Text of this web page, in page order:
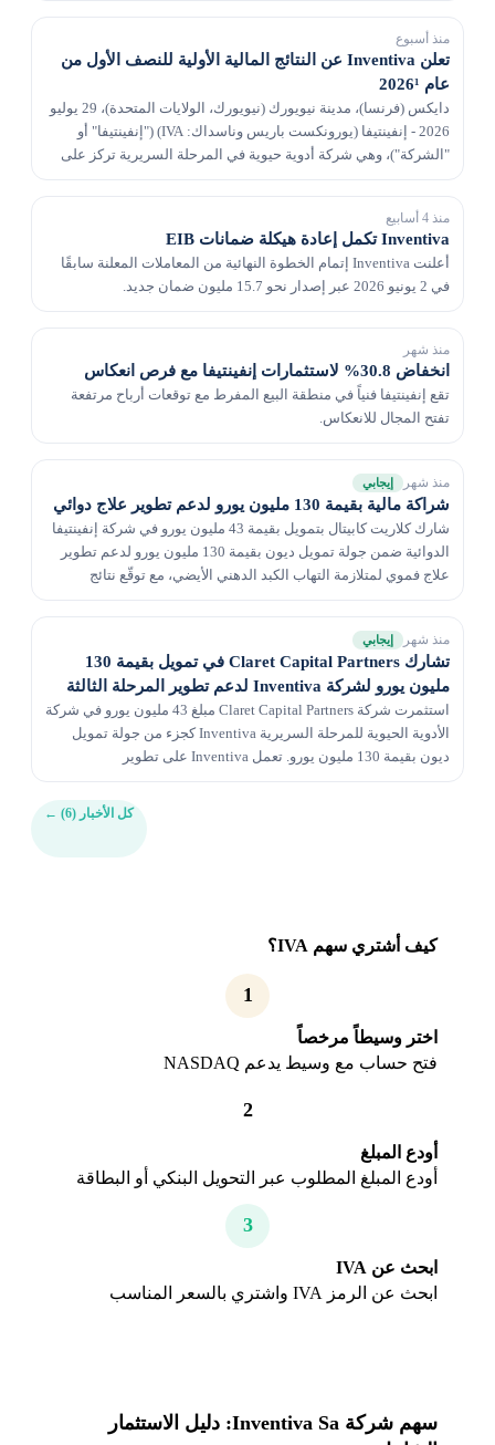
منذ أسبوع
تعلن Inventiva عن النتائج المالية الأولية للنصف الأول من
عام 2026¹
دايكس (فرنسا)، مدينة نيويورك (نيويورك، الولايات المتحدة)، 29 يوليو
2026 - إنفينتيفا (يورونكست باريس وناسداك: IVA) ("إنفينتيفا" أو
"الشركة")، وهي شركة أدوية حيوية في المرحلة السريرية تركز على
منذ 4 أسابيع
Inventiva تكمل إعادة هيكلة ضمانات EIB
أعلنت Inventiva إتمام الخطوة النهائية من المعاملات المعلنة سابقًا
في 2 يونيو 2026 عبر إصدار نحو 15.7 مليون ضمان جديد.
منذ شهر
انخفاض 30.8% لاستثمارات إنفينتيفا مع فرص انعكاس
تقع إنفينتيفا فنياً في منطقة البيع المفرط مع توقعات أرباح مرتفعة
تفتح المجال للانعكاس.
منذ شهر إيجابي
شراكة مالية بقيمة 130 مليون يورو لدعم تطوير علاج دوائي
شارك كلاريت كابيتال بتمويل بقيمة 43 مليون يورو في شركة إنفينتيفا
الدوائية ضمن جولة تمويل ديون بقيمة 130 مليون يورو لدعم تطوير
علاج فموي لمتلازمة التهاب الكبد الدهني الأيضي، مع توقّع نتائج
منذ شهر إيجابي
تشارك Claret Capital Partners في تمويل بقيمة 130
مليون يورو لشركة Inventiva لدعم تطوير المرحلة الثالثة
استثمرت شركة Claret Capital Partners مبلغ 43 مليون يورو في شركة
الأدوية الحيوية للمرحلة السريرية Inventiva كجزء من جولة تمويل
ديون بقيمة 130 مليون يورو. تعمل Inventiva على تطوير
كل الأخبار (6) ←
كيف أشتري سهم IVA؟
1
اختر وسيطاً مرخصاً
فتح حساب مع وسيط يدعم NASDAQ
2
أودع المبلغ
أودع المبلغ المطلوب عبر التحويل البنكي أو البطاقة
3
ابحث عن IVA
ابحث عن الرمز IVA واشتري بالسعر المناسب
سهم شركة Inventiva Sa: دليل الاستثمار